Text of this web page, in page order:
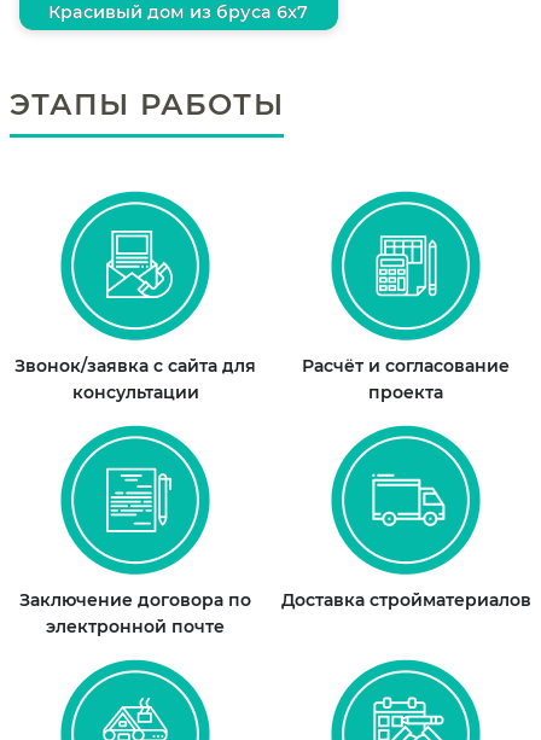
Красивый дом из бруса 6х7
ЭТАПЫ РАБОТЫ
Звонок/заявка с сайта для
консультации
Расчёт и согласование
проекта
Заключение договора по
электронной почте
Доставка стройматериалов